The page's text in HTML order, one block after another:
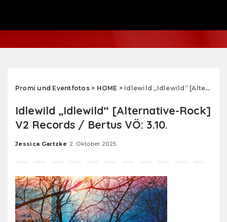
Promi und Eventfotos> HOME > Idlewild „Idlewild“ [Alternative-Rock] V2 Records / Bertus VÖ: 3.10.
Idlewild „Idlewild“ [Alternative-Rock]
V2 Records / Bertus VÖ: 3.10.
Posted
Jessica Gartzke 2. Oktober 2025